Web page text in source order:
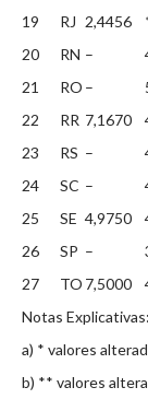
19
RJ 2,4456
20
RN –
21
RO –
22
RR 7,1670
23
RS –
24
SC –
25
SE 4,9750
26
SP –
27
TO 7,5000
Notas Explicativas:
a) * valores
b) ** valores